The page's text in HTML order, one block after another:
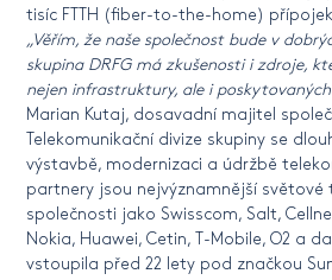
tisíc FTTH (fiber-to-the-home)
„Věřím, že naše společnost bude v
skupina DRFG má zkušenosti i zdroje,
nejen infrastruktury, ale i poskytovaných
Marian Kutaj, dosavadní majitel
Telekomunikační divize skupiny se
výstavbě, modernizaci a údržbě
partnery jsou nejvýznamnější světové
společnosti jako Swisscom, Salt,
Nokia, Huawei, Cetin, T-Mobile, O2 a
vstoupila před 22 lety pod značkou